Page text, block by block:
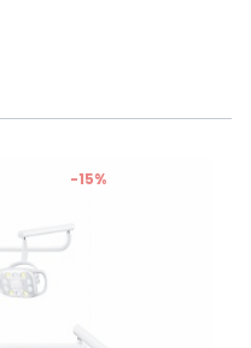
-15%